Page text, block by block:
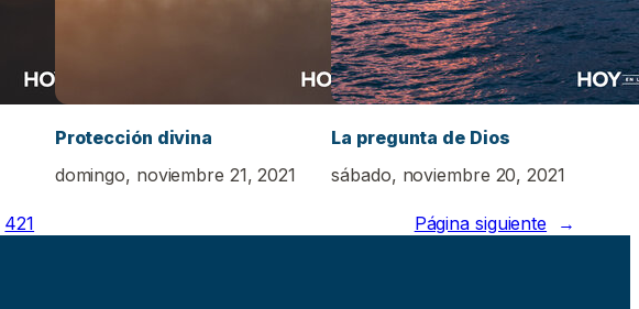
Protección divina
domingo, noviembre 21, 2021
La pregunta de Dios
sábado, noviembre 20, 2021
421 Página siguiente →